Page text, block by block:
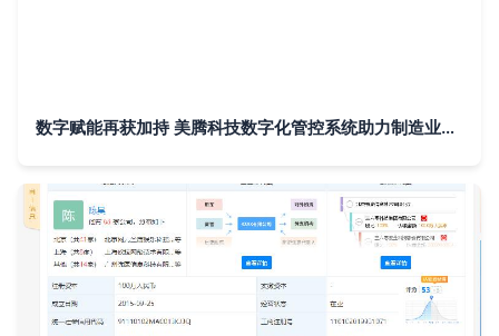
数字赋能再获加持 美腾科技数字化管控系统助力制造业高质量发展